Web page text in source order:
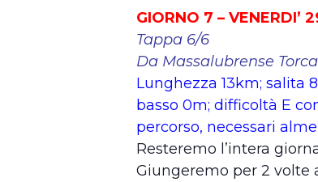
GIORNO 7 – VENERDI’
Tappa 6/6
Da Massalubrense
Lunghezza 13km; salita
basso 0m; difficoltà E
percorso, necessari
Resteremo l’intera
Giungeremo per 2 volte